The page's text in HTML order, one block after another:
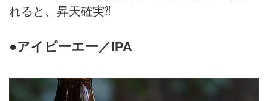
れると、昇天確実⁈
●アイピーエー／IPA